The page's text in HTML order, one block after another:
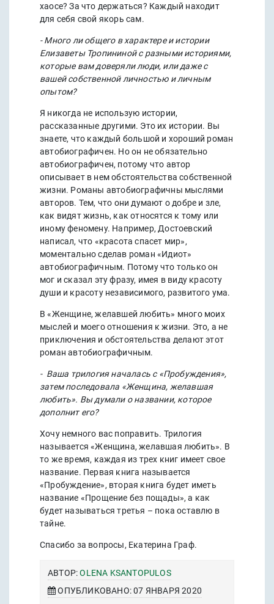
хаосе? За что держаться? Каждый находит
для себя свой якорь сам.
- Много ли общего в характере и истории
Елизаветы Тропининой с разными историями,
которые вам доверяли люди, или даже с
вашей собственной личностью и личным
опытом?
Я никогда не использую истории,
рассказанные другими. Это их истории. Вы
знаете, что каждый большой и хороший роман
автобиографичен. Но он не обязательно
автобиографичен, потому что автор
описывает в нем обстоятельства собственной
жизни. Романы автобиографичны мыслями
авторов. Тем, что они думают о добре и зле,
как видят жизнь, как относятся к тому или
иному феномену. Например, Достоевский
написал, что «красота спасет мир»,
моментально сделав роман «Идиот»
автобиографичным. Потому что только он
мог и сказал эту фразу, имея в виду красоту
души и красоту независимого, развитого ума.
В «Женщине, желавшей любить» много моих
мыслей и моего отношения к жизни. Это, а не
приключения и обстоятельства делают этот
роман автобиографичным.
- Ваша трилогия началась с «Пробуждения»,
затем последовала «Женщина, желавшая
любить». Вы думали о названии, которое
дополнит его?
Хочу немного вас поправить. Трилогия
называется «Женщина, желавшая любить». В
то же время, каждая из трех книг имеет свое
название. Первая книга называется
«Пробуждение», вторая книга будет иметь
название «Прощение без пощады», а как
будет называться третья – пока оставлю в
тайне.
Спасибо за вопросы, Екатерина Граф.
АВТОР:OLENA KSANTOPULOS
ОПУБЛИКОВАНО: 07 ЯНВАРЯ 2020